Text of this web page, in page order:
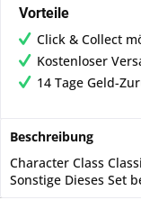
Vorteile
Click & Collect
Kostenloser
14 Tage Geld-
Beschreibung
Character Class
Sonstige Dieses Set